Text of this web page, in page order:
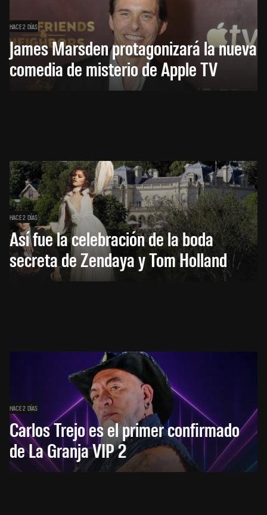
HACE 2 DÍAS
James Marsden protagonizará la nueva
comedia de misterio de Apple TV
HACE 2 DÍAS
Así fue la celebración de la boda
secreta de Zendaya y Tom Holland
HACE 2 DÍAS
Carlos Trejo es el primer confirmado
de La Granja VIP 2